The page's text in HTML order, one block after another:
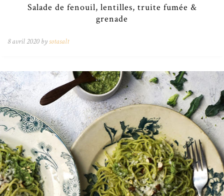
Salade de fenouil, lentilles, truite fumée &
grenade
8 avril 2020 bysotasalt